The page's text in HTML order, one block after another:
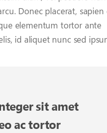
Donec placerat, sapien
elementum tortor ante
id aliquet nunc sed
sit amet
ac tortor